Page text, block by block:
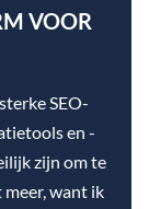
VOOR
SEO-
en -
zijn om te
want ik